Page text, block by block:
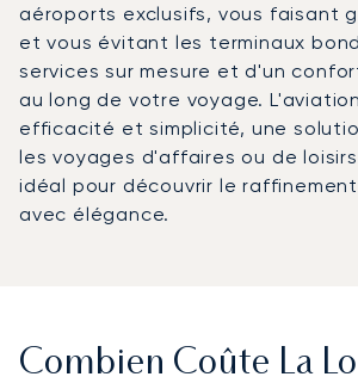
aéroports exclusifs, vous faisant
et vous évitant les terminaux
services sur mesure et d'un
au long de votre voyage.
efficacité et simplicité, une
les voyages d'affaires ou de
idéal pour découvrir le
avec élégance.
Combien Coûte La